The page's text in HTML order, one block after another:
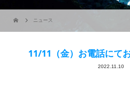
ニュース
11/11（金）お電話にて
2022.11.10